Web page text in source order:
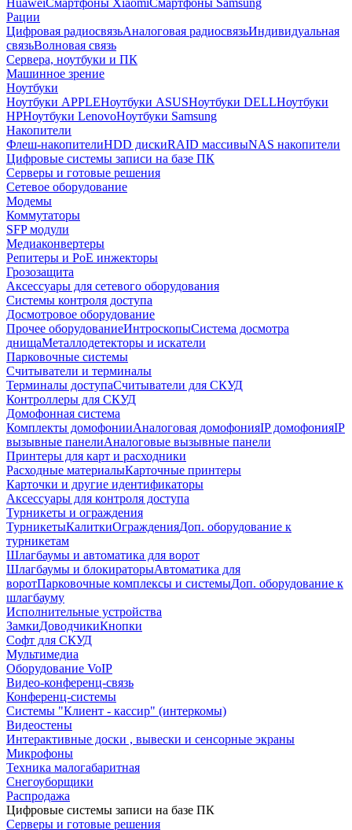
HuaweiСмартфоны XiaomiСмартфоны Samsung
Рации
Цифровая радиосвязьАналоговая радиосвязьИндивидуальная
связьВолновая связь
Сервера, ноутбуки и ПК
Машинное зрение
Ноутбуки
Ноутбуки APPLEНоутбуки ASUSНоутбуки DELLНоутбуки
HPНоутбуки LenovoНоутбуки Samsung
Накопители
Флеш-накопителиHDD дискиRAID массивыNAS накопители
Цифровые системы записи на базе ПК
Серверы и готовые решения
Сетевое оборудование
Модемы
Коммутаторы
SFP модули
Медиаконвертеры
Репитеры и PoE инжекторы
Грозозащита
Аксессуары для сетевого оборудования
Системы контроля доступа
Досмотровое оборудование
Прочее оборудованиеИнтроскопыСистема досмотра
днищаМеталлодетекторы и искатели
Парковочные системы
Считыватели и терминалы
Терминалы доступаСчитыватели для СКУД
Контроллеры для СКУД
Домофонная система
Комплекты домофонииАналоговая домофонияIP домофонияIP
вызывные панелиАналоговые вызывные панели
Принтеры для карт и расходники
Расходные материалыКарточные принтеры
Карточки и другие идентификаторы
Аксессуары для контроля доступа
Турникеты и ограждения
ТурникетыКалиткиОгражденияДоп. оборудование к
турникетам
Шлагбаумы и автоматика для ворот
Шлагбаумы и блокираторыАвтоматика для
воротПарковочные комплексы и системыДоп. оборудование к
шлагбауму
Исполнительные устройства
ЗамкиДоводчикиКнопки
Софт для СКУД
Мультимедиа
Оборудование VoIP
Видео-конференц-связь
Конференц-системы
Системы "Клиент - кассир" (интеркомы)
Видеостены
Интерактивные доски , вывески и сенсорные экраны
Микрофоны
Техника малогабаритная
Снегоуборщики
Распродажа
Цифровые системы записи на базе ПК
Серверы и готовые решения